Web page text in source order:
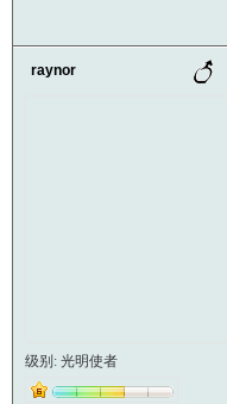
raynor
级别: 光明使者